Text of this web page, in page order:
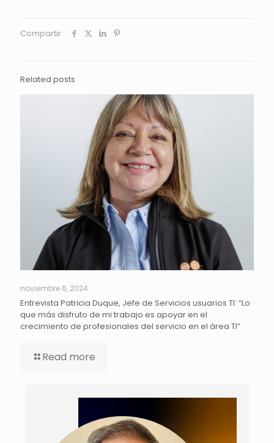
Compartir
Related posts
noviembre 6, 2024
Entrevista Patricia Duque, Jefe de Servicios usuarios TI: “Lo
que más disfruto de mi trabajo es apoyar en el
crecimiento de profesionales del servicio en el área TI”
Read more